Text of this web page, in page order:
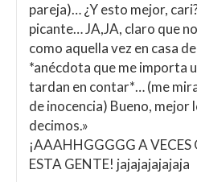
pareja)… ¿Y esto mejor,
picante… JA,JA, claro que
como aquella vez en casa
*anécdota que me importa
tardan en contar*… (me
de inocencia) Bueno, mejor
decimos.»
¡AAAHHGGGGG A VECES
ESTA GENTE! jajajajajajaja